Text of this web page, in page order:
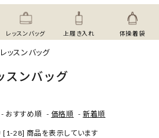
レッスンバッグ 上履き入れ 体操着袋
レッスンバッグ
スンバッグ
- おすすめ順 - 価格順 - 新着順
28] 商品を表示しています